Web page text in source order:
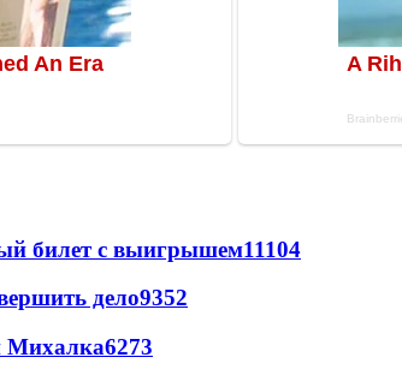
билет с выигрышем11104
дело9352
Михалка6273